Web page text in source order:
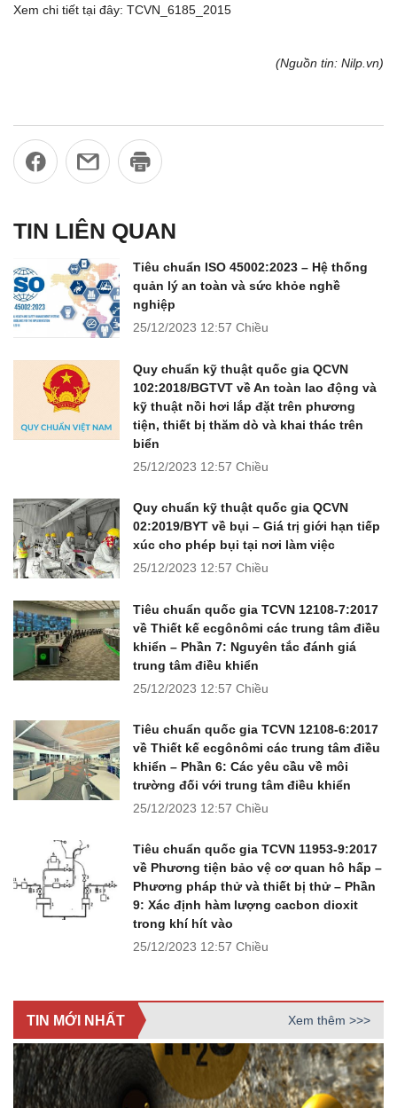
Xem chi tiết tại đây: TCVN_6185_2015
(Nguồn tin: Nilp.vn)
TIN LIÊN QUAN
Tiêu chuẩn ISO 45002:2023 – Hệ thống
quản lý an toàn và sức khỏe nghề
nghiệp
25/12/2023 12:57 Chiều
Quy chuẩn kỹ thuật quốc gia QCVN
102:2018/BGTVT về An toàn lao động và
kỹ thuật nồi hơi lắp đặt trên phương
tiện, thiết bị thăm dò và khai thác trên
biển
25/12/2023 12:57 Chiều
Quy chuẩn kỹ thuật quốc gia QCVN
02:2019/BYT về bụi – Giá trị giới hạn tiếp
xúc cho phép bụi tại nơi làm việc
25/12/2023 12:57 Chiều
Tiêu chuẩn quốc gia TCVN 12108-7:2017
về Thiết kế ecgônômi các trung tâm điều
khiển – Phần 7: Nguyên tắc đánh giá
trung tâm điều khiển
25/12/2023 12:57 Chiều
Tiêu chuẩn quốc gia TCVN 12108-6:2017
về Thiết kế ecgônômi các trung tâm điều
khiển – Phần 6: Các yêu cầu về môi
trường đối với trung tâm điều khiển
25/12/2023 12:57 Chiều
Tiêu chuẩn quốc gia TCVN 11953-9:2017
về Phương tiện bảo vệ cơ quan hô hấp –
Phương pháp thử và thiết bị thử – Phần
9: Xác định hàm lượng cacbon dioxit
trong khí hít vào
25/12/2023 12:57 Chiều
TIN MỚI NHẤT Xem thêm >>>